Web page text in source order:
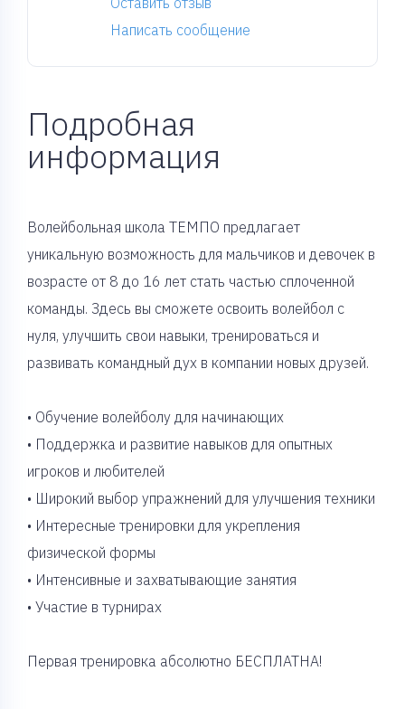
Написать сообщение
Подробная
информация
Волейбольная школа ТЕМПО предлагает
уникальную возможность для мальчиков и девочек в
возрасте от 8 до 16 лет стать частью сплоченной
команды. Здесь вы сможете освоить волейбол с
нуля, улучшить свои навыки, тренироваться и
развивать командный дух в компании новых друзей.
• Обучение волейболу для начинающих
• Поддержка и развитие навыков для опытных
игроков и любителей
• Широкий выбор упражнений для улучшения техники
• Интересные тренировки для укрепления
физической формы
• Интенсивные и захватывающие занятия
• Участие в турнирах
Первая тренировка абсолютно БЕСПЛАТНА!